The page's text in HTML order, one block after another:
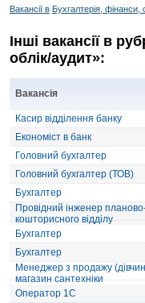
Вакансії в Бухгалтерія, фінанси,
Інші вакансії в
облік/аудит»:
Вакансія
Касир відділення банку
Економіст в банк
Головний бухгалтер
Головний бухгалтер (ТОВ)
Бухгалтер
Провідний інженер
кошторисного відділу
Бухгалтер
Бухгалтер
Менеджер з продажу
магазин сантехніки
Оператор 1С